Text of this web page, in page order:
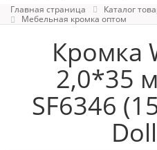
Главная страница
Каталог
Мебельная кромка оптом
Кромка
2,0*35
SF6346